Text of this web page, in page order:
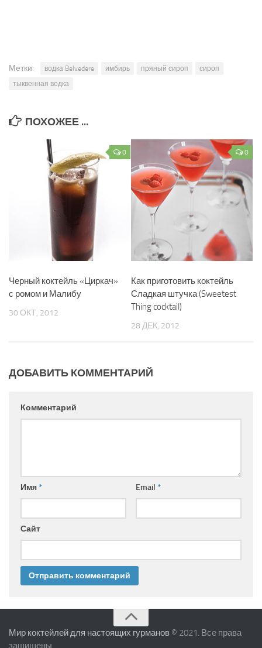
Метки: водка Belvedere имбирь пряный сироп
сироп
тыквенная водка
ПОХОЖЕЕ ...
0
Черный коктейль «Циркач»
с ромом и Малибу
30 ОКТ, 2012
0
Как приготовить коктейль
Сладкая штучка (Sweetest
Thing cocktail)
28 ДЕК, 2012
ДОБАВИТЬ КОММЕНТАРИЙ
Комментарий
Имя* Email *
Сайт
Мир коктейлей для настоящих гурманов © 2021. Все права
защищены.